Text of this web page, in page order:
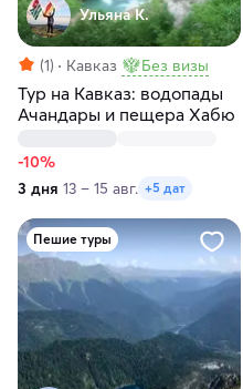
Ульяна К.
(1) Кавказ Без визы
Тур на Кавказ: водопады
Ачандары и пещера Хабю
-10%
3 дня 13 – 15 авг. +5 дат
Пешие туры